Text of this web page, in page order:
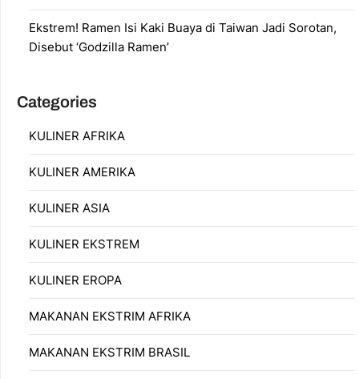
Ekstrem! Ramen Isi Kaki Buaya di Taiwan Jadi Sorotan,
Disebut ‘Godzilla Ramen’
Categories
KULINER AFRIKA
KULINER AMERIKA
KULINER ASIA
KULINER EKSTREM
KULINER EROPA
MAKANAN EKSTRIM AFRIKA
MAKANAN EKSTRIM BRASIL